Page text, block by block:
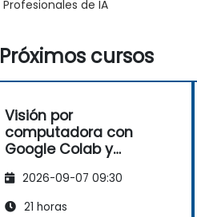
Profesionales de IA
Próximos cursos
Visión por
computadora con
Google Colab y
2026-09-07 09:30
21 horas